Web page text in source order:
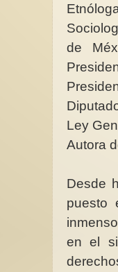
de
Ley
Autora
Desde
puesto
en el